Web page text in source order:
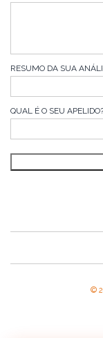
RESUMO DA SUA
QUAL É O SEU
©